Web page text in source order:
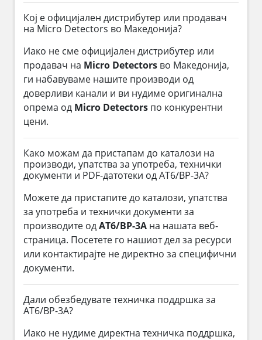
Кој е официјален дистрибутер или продавач
на Micro Detectors во Македонија?
Иако не сме официјален дистрибутер или
продавач на Micro Detectors во Македонија,
ги набавуваме нашите производи од
доверливи канали и ви нудиме оригинална
опрема од Micro Detectors по конкурентни
цени.
Како можам да пристапам до каталози на
производи, упатства за употреба, технички
документи и PDF-датотеки од AT6/BP-3A?
Можете да пристапите до каталози, упатства
за употреба и технички документи за
производите одAT6/BP-3A на нашата веб-
страница. Посетете го нашиот дел за ресурси
или контактирајте не директно за специфични
документи.
Дали обезбедувате техничка поддршка за
AT6/BP-3A?
Иако не нудиме директна техничка поддршка,